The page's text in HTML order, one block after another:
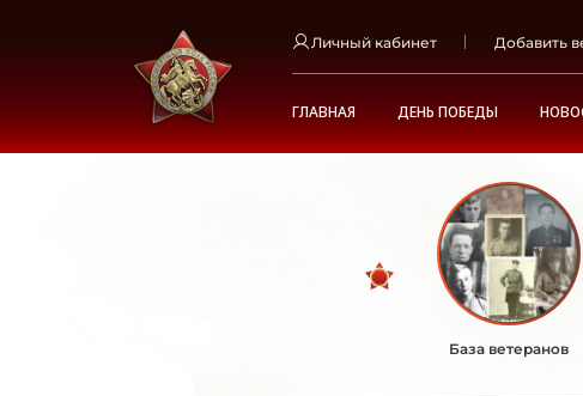
Личный кабинет Добавить
ГЛАВНАЯ ДЕНЬ ПОБЕДЫ
База ветеранов